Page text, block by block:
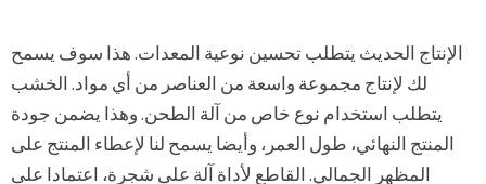
الإنتاج الحديث يتطلب تحسين نوعية المعدات. هذا سوف يسمح
لك لإنتاج مجموعة واسعة من العناصر من أي مواد. الخشب
يتطلب استخدام نوع خاص من آلة الطحن. وهذا يضمن جودة
المنتج النهائي، طول العمر، وأيضا يسمح لنا لإعطاء المنتج على
المظهر الجمالي. القاطع لأداة آلة على شجرة، اعتمادا على